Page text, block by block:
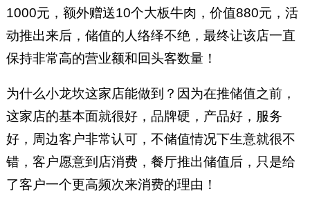
1000元，额外赠送10个大板牛肉，价值880元，活
动推出来后，储值的人络绎不绝，最终让该店一直
保持非常高的营业额和回头客数量！
为什么小龙坎这家店能做到？因为在推储值之前，
这家店的基本面就很好，品牌硬，产品好，服务
好，周边客户非常认可，不储值情况下生意就很不
错，客户愿意到店消费，餐厅推出储值后，只是给
了客户一个更高频次来消费的理由！